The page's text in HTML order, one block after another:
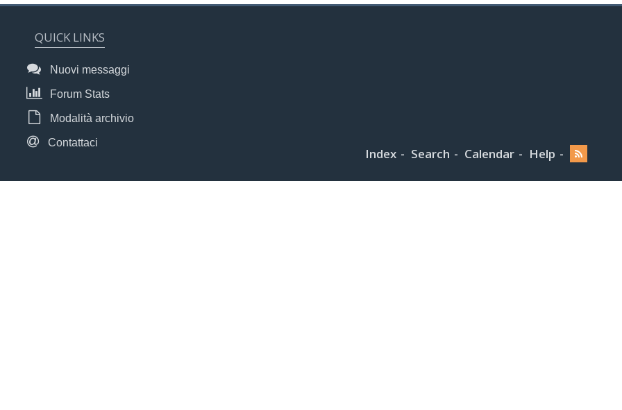
QUICK LINKS
Nuovi messaggi
Forum Stats
Modalità archivio
Contattaci
Index Search Calendar Help